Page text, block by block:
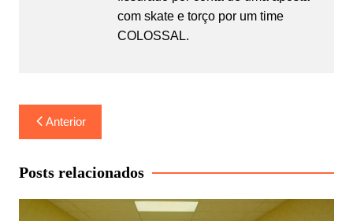
com skate e torço por um time
COLOSSAL.
Navegação
de
Post
Anterior
Posts relacionados